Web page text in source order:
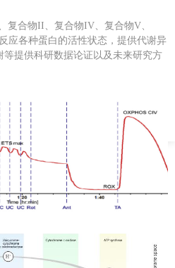
复合物II、复合物IV、复合物V、
应各种蛋白的活性状态，提供代谢异
提供科研数据论证以及未来研究方